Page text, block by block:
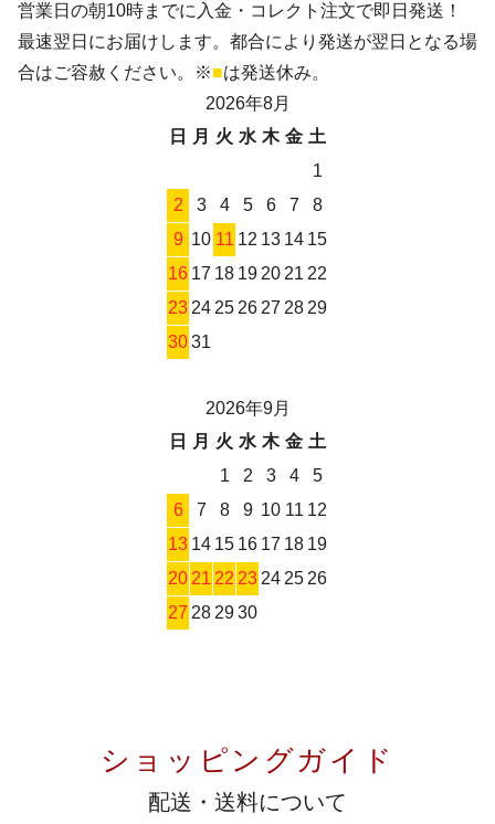
営業日の朝10時までに入金・コレクト注文で即日発送！
最速翌日にお届けします。都合により発送が翌日となる場
合はご容赦ください。※■は発送休み。
2026年8月
日
月 火 水 木 金 土
1
2
3 4 5 6 7
8
9 10 11 12 13 14 15
16 17 18 19202122
2324252627 2829
3031
2026年9月
日
月 火 水 木 金 土
1
2 3 4
5
6
7 8 9 10 11 12
13 14 15 16 17 18 19
2021 22 23242526
27 282930
ショッピングガイド
配送・送料について